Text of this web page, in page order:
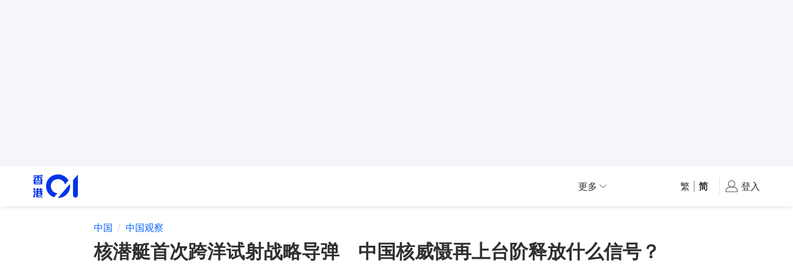
更多 繁 简 登入
中国 中国观察
核潜艇首次跨洋试射战略导弹 中国核威慑再上台阶释放什么信号？